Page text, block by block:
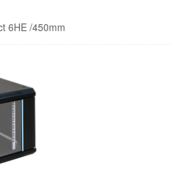
6HE /450mm